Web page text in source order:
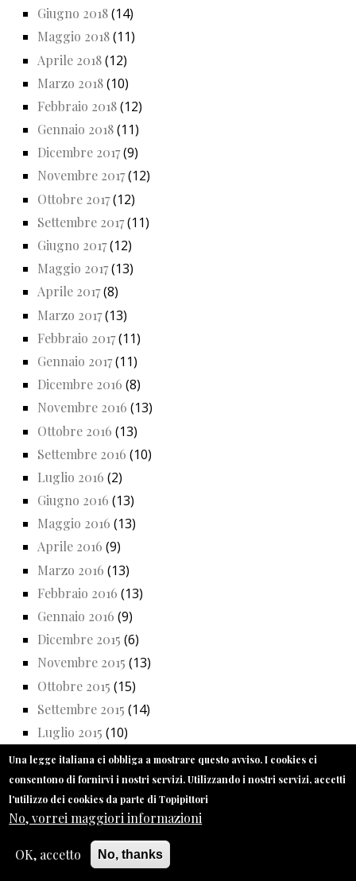
Giugno 2018(14)
Maggio 2018(11)
Aprile 2018(12)
Marzo 2018(10)
Febbraio 2018(12)
Gennaio 2018(11)
Dicembre 2017(9)
Novembre 2017(12)
Ottobre 2017(12)
Settembre 2017(11)
Giugno 2017(12)
Maggio 2017(13)
Aprile 2017(8)
Marzo 2017(13)
Febbraio 2017(11)
Gennaio 2017(11)
Dicembre 2016 (8)
Novembre 2016 (13)
Ottobre 2016 (13)
Settembre 2016 (10)
Luglio 2016 (2)
Giugno 2016 (13)
Maggio 2016 (13)
Aprile 2016 (9)
Marzo 2016 (13)
Febbraio 2016 (13)
Gennaio 2016 (9)
Dicembre 2015 (6)
Novembre 2015 (13)
Ottobre 2015 (15)
Settembre 2015 (14)
Luglio 2015 (10)
Giugno 2015 (14)
Maggio 2015(14)
Aprile 2015(14)
Marzo 2015(15)
Febbraio 2015 (16)
Gennaio 2015(12)
Una legge italiana ci obbliga a mostrare questo avviso. I cookies ci
consentono di fornirvi i nostri servizi. Utilizzando i nostri servizi, accetti
l'utilizzo dei cookies da parte di Topipittori
No, vorrei maggiori informazioni
OK, accetto No, thanks